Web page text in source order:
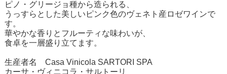
ピノ・グリージョ種から造られる、
うっすらとした美しいピンク色のヴェネト産ロゼワインで
す。
華やかな香りとフルーティな味わいが、
食卓を一層盛り立てます。
生産者名 Casa Vinicola SARTORI SPA
カーサ・ヴィニコラ・サルトーリ